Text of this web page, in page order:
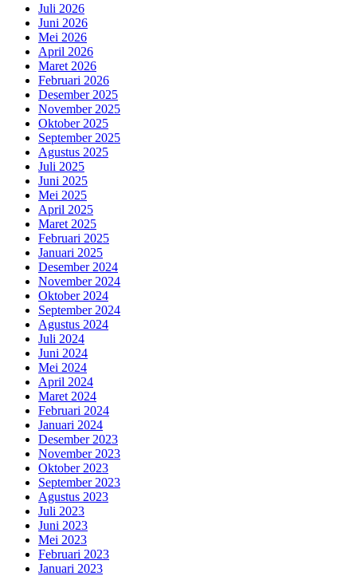
Juli 2026
Juni 2026
Mei 2026
April 2026
Maret 2026
Februari 2026
Desember 2025
November 2025
Oktober 2025
September 2025
Agustus 2025
Juli 2025
Juni 2025
Mei 2025
April 2025
Maret 2025
Februari 2025
Januari 2025
Desember 2024
November 2024
Oktober 2024
September 2024
Agustus 2024
Juli 2024
Juni 2024
Mei 2024
April 2024
Maret 2024
Februari 2024
Januari 2024
Desember 2023
November 2023
Oktober 2023
September 2023
Agustus 2023
Juli 2023
Juni 2023
Mei 2023
Februari 2023
Januari 2023